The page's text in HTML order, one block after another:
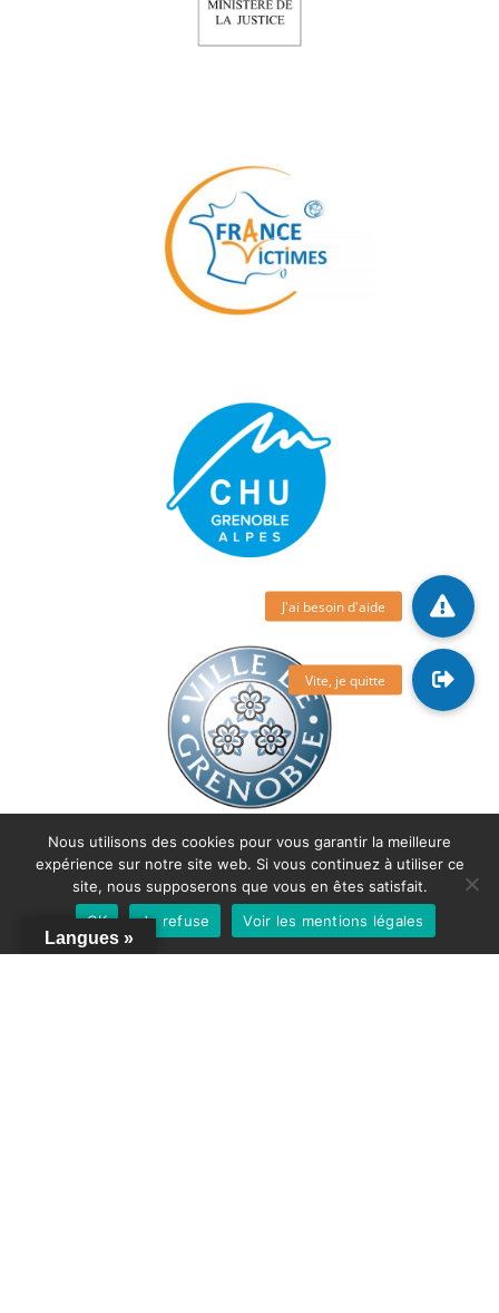
Langues »
Nous utilisons des cookies pour vous garantir la meilleure
expérience sur notre site web. Si vous continuez à utiliser ce
site, nous supposerons que vous en êtes satisfait.
OK
Je refuse Voir les mentions légales